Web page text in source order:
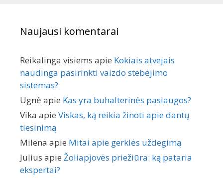
Naujausi komentarai
Reikalinga visiems apie Kokiais atvejais
naudinga pasirinkti vaizdo stebėjimo
sistemas?
Ugnė apie Kas yra buhalterinės paslaugos?
Vika apie Viskas, ką reikia žinoti apie dantų
tiesinimą
Milena apie Mitai apie gerklės uždegimą
Julius apie Žoliapjovės priežiūra: ką pataria
ekspertai?